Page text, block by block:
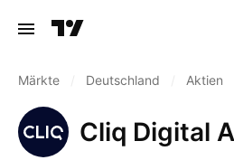
Märkte Deutschland Aktien
Cliq Digital